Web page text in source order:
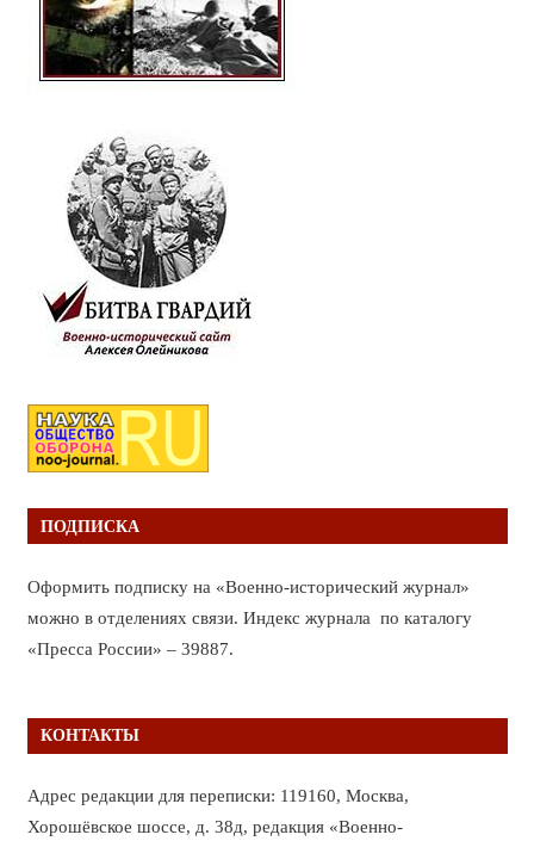
ПОДПИСКА
Оформить подписку на «Военно-исторический журнал»
можно в отделениях связи. Индекс журнала по каталогу
«Пресса России» – 39887.
КОНТАКТЫ
Адрес редакции для переписки: 119160, Москва,
Хорошёвское шоссе, д. 38д, редакция «Военно-